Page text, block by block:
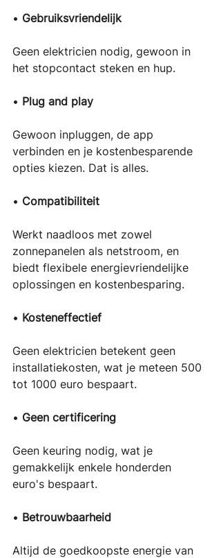
• Gebruiksvriendelijk
Geen elektricien nodig, gewoon in
het stopcontact steken en hup.
• Plug and play
Gewoon inpluggen, de app
verbinden en je kostenbesparende
opties kiezen. Dat is alles.
• Compatibiliteit
Werkt naadloos met zowel
zonnepanelen als netstroom, en
biedt flexibele energievriendelijke
oplossingen en kostenbesparing.
• Kosteneffectief
Geen elektricien betekent geen
installatiekosten, wat je meteen 500
tot 1000 euro bespaart.
• Geen certificering
Geen keuring nodig, wat je
gemakkelijk enkele honderden
euro's bespaart.
• Betrouwbaarheid
Altijd de goedkoopste energie van